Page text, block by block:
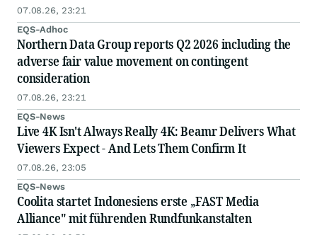
07.08.26, 23:21
EQS-Adhoc
Northern Data Group reports Q2 2026 including the
adverse fair value movement on contingent
consideration
07.08.26, 23:21
EQS-News
Live 4K Isn't Always Really 4K: Beamr Delivers What
Viewers Expect - And Lets Them Confirm It
07.08.26, 23:05
EQS-News
Coolita startet Indonesiens erste „FAST Media
Alliance" mit führenden Rundfunkanstalten